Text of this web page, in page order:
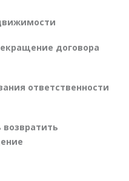
договора
ответственности
возвратить